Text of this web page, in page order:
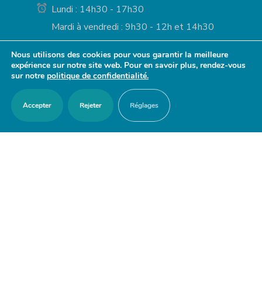
Lundi : 14h30 - 17h30
Mardi à vendredi : 9h30 - 12h et 14h30
- 17h30
Samedi : 9h30 - 12h
Nous utilisons des cookies pour vous garantir la meilleure
expérience sur notre site web. Pour en savoir plus, rendez-vous
sur notre politique de confidentialité.
Accepter Rejeter Réglages